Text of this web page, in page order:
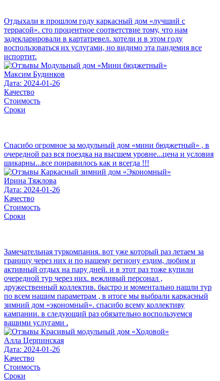
Отдыхали в прошлом году каркасный дом «лучший с
террасой». сто процентное соответствие тому, что нам
задекларировали в картатревел. хотели и в этом году
воспользоваться их услугами, но видимо эта пандемия все
испортит.
Максим Будинков
Дата: 2024-01-26
Качество
Стоимость
Сроки
Спасибо огромное за модульный дом «мини бюджетный» , в
очередной раз вся поездка на высшем уровне...цена и условия
шикарны...все понравилось как и всегда !!!
Ирина Тяжлова
Дата: 2024-01-26
Качество
Стоимость
Сроки
Замечательная туркомпания. вот уже который раз летаем за
границу через них и по нашему региону ездим, любим и
активный отдых на пару дней. и в этот раз тоже купили
очередной тур через них. вежливый персонал ,
дружественный коллектив. быстро и моментально нашли тур
по всем нашим параметрам , в итоге мы выбрали каркасный
зимний дом «экономный». спасибо всему коллективу
кампании. в следующий раз обязательно воспользуемся
вашими услугами .
Алла Церпинская
Дата: 2024-01-26
Качество
Стоимость
Сроки